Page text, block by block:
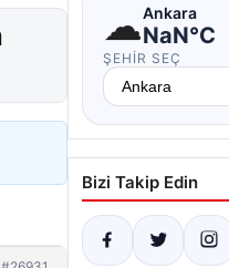
☁Ankara
NaN°C
ŞEHIR SEÇ
Bizi Takip Edin